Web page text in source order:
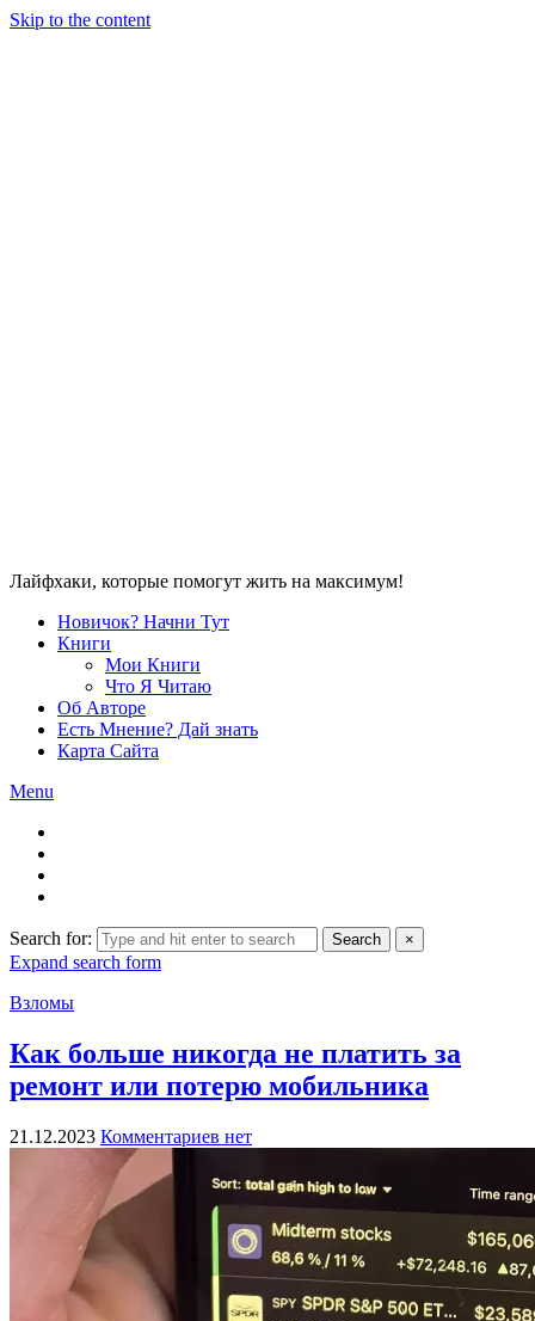
Skip to the content
Лайфхаки, которые помогут жить на максимум!
Новичок? Начни Тут
Книги
Мои Книги
Что Я Читаю
Об Авторе
Есть Мнение? Дай знать
Карта Сайта
Menu
Search for: Search ×
Expand search form
Взломы
Как больше никогда не платить за
ремонт или потерю мобильника
21.12.2023 Комментариев нет